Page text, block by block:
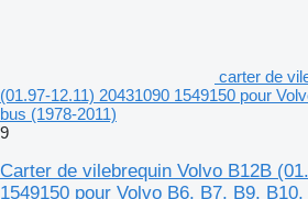
carter de
(01.97-12.11) 20431090 1549150 pour
bus (1978-2011)
9
Carter de vilebrequin Volvo B12B
1549150 pour Volvo B6, B7, B9,